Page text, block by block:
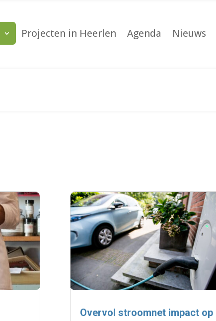
Projecten in Heerlen Agenda Nieuws
Overvol stroomnet impact op